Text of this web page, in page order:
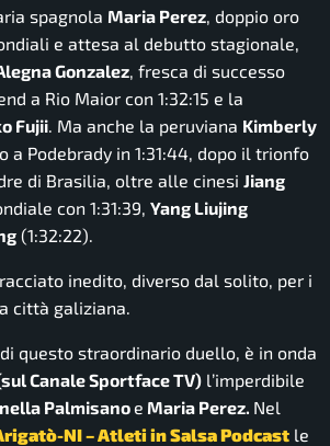
spagnola Maria Perez , doppio oro
e attesa al debutto stagionale,
Gonzalez , fresca di successo
a Rio Maior con 1:32:15 e la
Fujii . Ma anche la peruviana Kimberly
a Podebrady in 1:31:44, dopo il trionfo
di Brasilia, oltre alle cinesi Jiang
con 1:31:39 Yang Liujing
(1:32:22).
inedito, diverso dal solito, per i
città galiziana.
questo straordinario duello, è in onda
Canale Sportface TV) l’imperdibile
Palmisanoe Maria Perez. Nel
NI – Atleti in Salsa Podcast le